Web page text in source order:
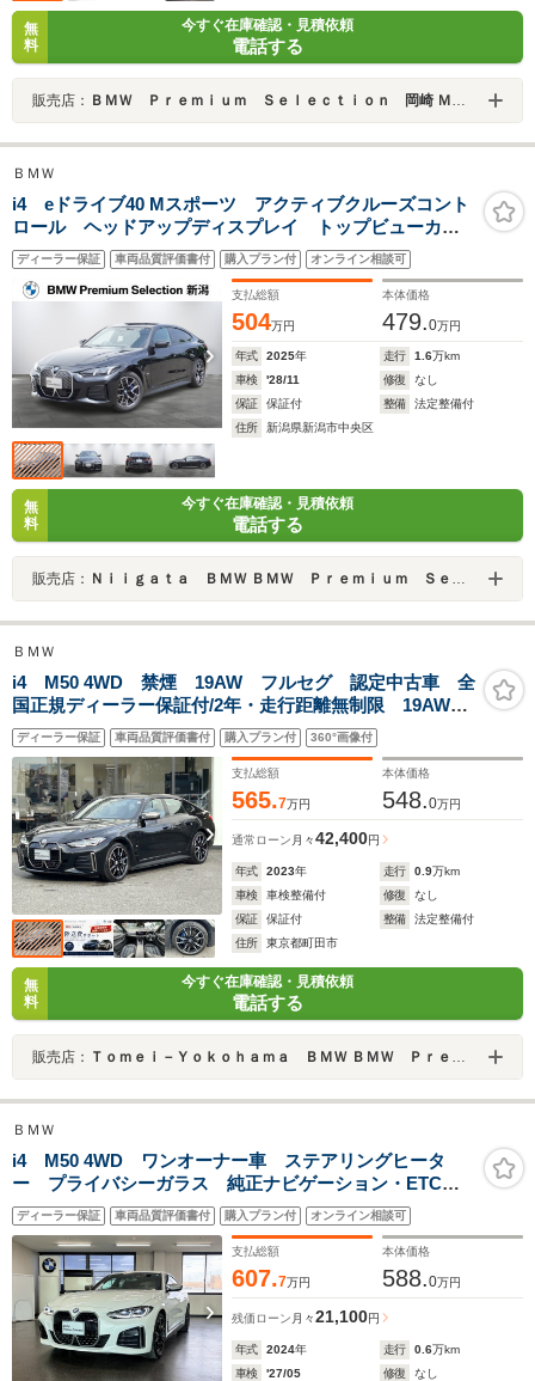
無
料
今すぐ在庫確認・見積依頼
電話する
販売店： ＢＭＷ Ｐｒｅｍｉｕｍ Ｓｅｌｅｃｔｉｏｎ 岡崎 Ｍｉｋａｗａ ＢＭＷ
ＢＭＷ
i4 eドライブ40 Mスポーツ アクティブクルーズコント
ロール ヘッドアップディスプレイ トップビューカメ
ラ 電動シート・リアゲート シートヒーター ワイヤ
レスチャージ
ディーラー保証 車両品質評価書付 購入プラン付 オンライン相談可
支払総額
504万円
本体価格
479.0万円
年式 2025年 走行 1.6万km
車検
'28/11 修復
なし
保証
保証付 整備
法定整備付
住所
新潟県新潟市中央区
無
料
今すぐ在庫確認・見積依頼
電話する
販売店： Ｎｉｉｇａｔａ ＢＭＷ ＢＭＷ Ｐｒｅｍｉｕｍ Ｓｅｌｅｃｔｉｏｎ新潟
ＢＭＷ
i4 M50 4WD 禁煙 19AW フルセグ 認定中古車 全
国正規ディーラー保証付/2年・走行距離無制限 19AW
全方囲PDC トップビュ-カメラ ブラックレザーシー
ト レーザーヘッドライト ワイヤレス充電
ディーラー保証 車両品質評価書付 購入プラン付 360°画像付
支払総額
565.7万円
本体価格
548.0万円
通常ローン 月々42,400円
年式 2023年 走行 0.9万km
車検
車検整備付 修復
なし
保証
保証付 整備
法定整備付
住所
東京都町田市
無
料
今すぐ在庫確認・見積依頼
電話する
販売店： Ｔｏｍｅｉ－Ｙｏｋｏｈａｍａ ＢＭＷ ＢＭＷ Ｐｒｅｍｉｕｍ Ｓｅｌｅｃｔｉｏｎ 東名横浜
ＢＭＷ
i4 M50 4WD ワンオーナー車 ステアリングヒータ
ー プライバシーガラス 純正ナビゲーション・ETC
アラウンドビューモニター フロント・リアコーナーセ
ンサー アクティブクルーズコントロール
ディーラー保証 車両品質評価書付 購入プラン付 オンライン相談可
支払総額
607.7万円
本体価格
588.0万円
残価ローン 月々21,100円
年式 2024年 走行 0.6万km
車検
'27/05 修復
なし